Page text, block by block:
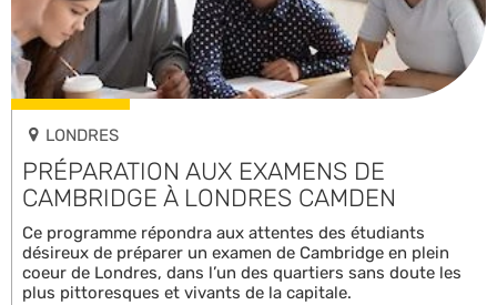
LONDRES
PRÉPARATION AUX EXAMENS DE
CAMBRIDGE À LONDRES CAMDEN
Ce programme répondra aux attentes des étudiants
désireux de préparer un examen de Cambridge en plein
coeur de Londres, dans l’un des quartiers sans doute les
plus pittoresques et vivants de la capitale.